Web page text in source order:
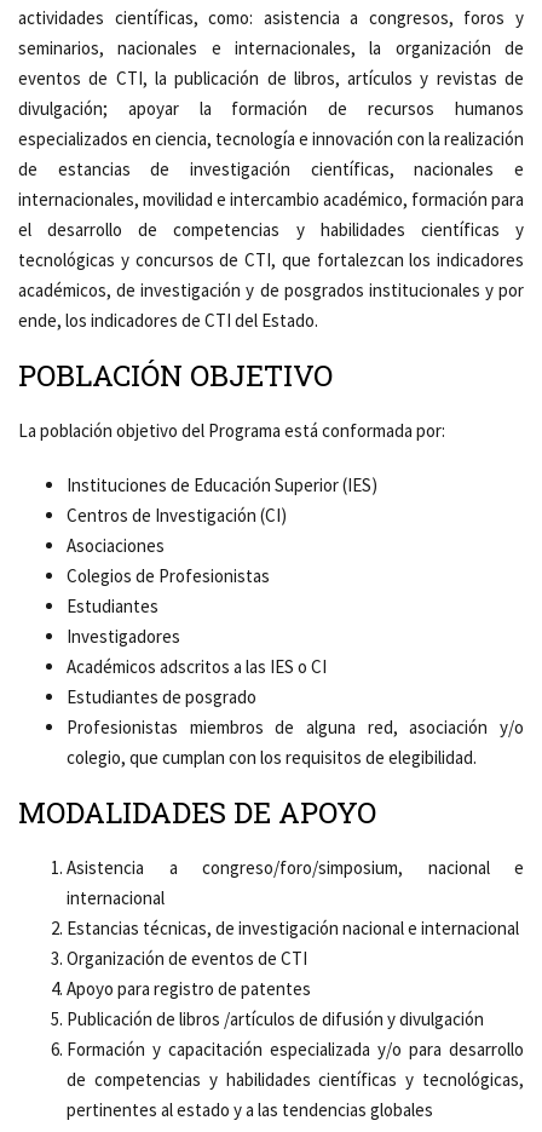
actividades científicas, como: asistencia a congresos, foros y
seminarios, nacionales e internacionales, la organización de
eventos de CTI, la publicación de libros, artículos y revistas de
divulgación; apoyar la formación de recursos humanos
especializados en ciencia, tecnología e innovación con la realización
de estancias de investigación científicas, nacionales e
internacionales, movilidad e intercambio académico, formación para
el desarrollo de competencias y habilidades científicas y
tecnológicas y concursos de CTI, que fortalezcan los indicadores
académicos, de investigación y de posgrados institucionales y por
ende, los indicadores de CTI del Estado.
POBLACIÓN OBJETIVO
La población objetivo del Programa está conformada por:
Instituciones de Educación Superior (IES)
Centros de Investigación (CI)
Asociaciones
Colegios de Profesionistas
Estudiantes
Investigadores
Académicos adscritos a las IES o CI
Estudiantes de posgrado
Profesionistas miembros de alguna red, asociación y/o
colegio, que cumplan con los requisitos de elegibilidad.
MODALIDADES DE APOYO
Asistencia a congreso/foro/simposium, nacional e
internacional
Estancias técnicas, de investigación nacional e internacional
Organización de eventos de CTI
Apoyo para registro de patentes
Publicación de libros /artículos de difusión y divulgación
Formación y capacitación especializada y/o para desarrollo
de competencias y habilidades científicas y tecnológicas,
pertinentes al estado y a las tendencias globales